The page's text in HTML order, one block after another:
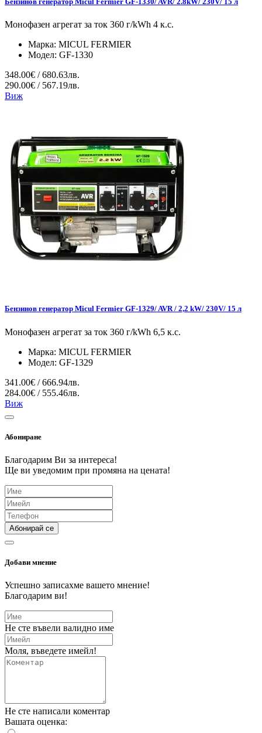
Монофазен агрегат за ток 360 г/kWh 4 к.с.
Марка: MICUL FERMIER
Модел: GF-1330
348.00€ / 680.63лв.
290.00€ / 567.19лв.
Виж
Бензинов генератор Micul Fermier GF-1329/ AVR / 2,2 kW/ 230V/ 15 л
Монофазен агрегат за ток 360 г/kWh 6,5 к.с.
Марка: MICUL FERMIER
Модел: GF-1329
341.00€ / 666.94лв.
284.00€ / 555.46лв.
Виж
Абониране
Благодарим Ви за интереса!
Ще ви уведомим при промяна на цената!
Абонирай се
Добави мнение
Успешно записахме вашето мнение!
Благодарим ви!
Не сте въвели валидно име
Моля, въведете имейл!
Не сте написали коментар
Вашата оценка: